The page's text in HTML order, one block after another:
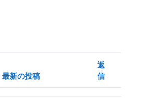
最新の投稿
返
信
操作